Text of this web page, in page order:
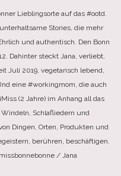
Lieblingsorte auf das #ootd.
Stories, die mehr
und authentisch. Den Bonn
Dahinter steckt Jana, verliebt,
Juli 2019, vegetarisch lebend,
eine #workingmom, die auch
(2 Jahre) im Anhang all das
Schlafliedern und
Dingen, Orten, Produkten und
berühren, beschäftigen.
/ Jana